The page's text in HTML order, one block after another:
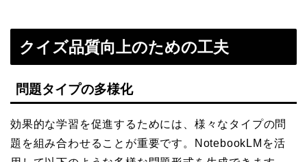
クイズ品質向上のための工夫
問題タイプの多様化
効果的な学習を促進するためには、様々なタイプの問
題を組み合わせることが重要です。NotebookLMを活